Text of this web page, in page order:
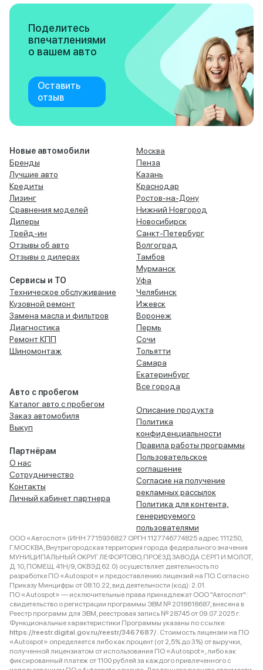
Поделитесь
впечатлениями
о вашем авто
Оставить
отзыв
Новые автомобили
Бренды
Лучшие авто
Кредиты
Лизинг
Сравнения моделей
Дилеры
Трейд-ин
Отзывы об авто
Отзывы о дилерах
Сервисы и ТО
Техническое обслуживание
Кузовной ремонт
Замена масла и фильтров
Диагностика
Ремонт КПП
Шиномонтаж
Авто с пробегом
Каталог авто с пробегом
Заказ автомобиля
Выкуп
Партнёрам
О нас
Сотрудничество
Контакты
Личный кабинет партнера
Москва
Пенза
Казань
Краснодар
Ростов-на-Дону
Нижний Новгород
Новосибирск
Санкт-Петербург
Волгоград
Тамбов
Мурманск
Уфа
Челябинск
Ижевск
Воронеж
Пермь
Сочи
Тольятти
Самара
Екатеринбург
Все города
Описание продукта
Политика
конфиденциальности
Правила работы программы
Пользовательское
соглашение
Согласие на получение
рекламных рассылок
Политика для контента,
генерируемого
пользователями
ООО «Автоспот» (ИНН 7715936827 ОРГН 1127746774825 адрес 111250,
Г.МОСКВА, Внутригородская территория города федерального значения
МУНИЦИПАЛЬНЫЙ ОКРУГ ЛЕФОРТОВО, ПРОЕЗД ЗАВОДА СЕРП И МОЛОТ,
Д. 10, ПОМЕЩ. 41Н/9, ОКВЭД 62.0) осуществляет деятельность по
разработке ПО «Autospot» и предоставлению лицензий на ПО. Согласно
Приказу Минцифры от 08.10.22, вид деятельности (код): 2.01.
ПО «Autospot» — исключительные права принадлежат ООО "Автоспот":
свидетельство о регистрации программы ЭВМ № 2018618687, внесена в
Реестр программ для ЭВМ, реестровая запись № 28745 от 09.07.2025 г.
Функциональные характеристики Программы указаны по ссылке:
https://reestr.digital.gov.ru/reestr/3467687/ . Стоимость лицензии на ПО
«Autospot» определяется либо как процент (от 2,5% до 3%) от выручки,
полученной лицензиатом от использования ПО «Autospot», либо как
фиксированный платеж от 1100 рублей за каждого привлеченного с